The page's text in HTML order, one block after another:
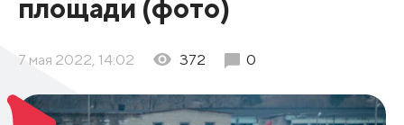
площади (фото)
7 мая 2022, 14:02 372 0